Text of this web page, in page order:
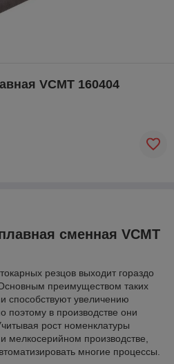
VCMT 160404
сменная VCMT
резцов выходит гораздо
преимуществом таких
способствуют увеличению
поэтому в производстве они
рост номенклатуры
мелкосерийном производстве,
многие процессы.